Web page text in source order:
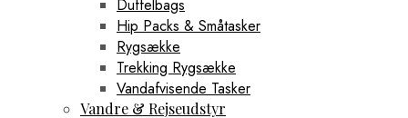
Duffelbags
Hip Packs & Småtasker
Rygsække
Trekking Rygsække
Vandafvisende Tasker
Vandre & Rejseudstyr